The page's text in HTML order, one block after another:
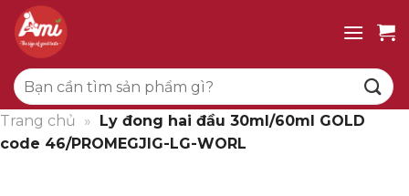
qua
dung
Tìm
kiếm:
Trang chủ » Ly đong hai đầu 30ml/60ml GOLD
code 46/PROMEGJIG-LG-WORL